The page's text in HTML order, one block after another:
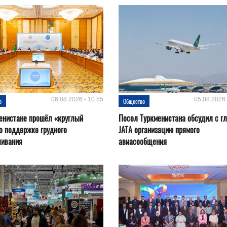
06.08.2026 - 10:55
прошёл «круглый
поддержке грудного
Общество 05.08.2026
Посол Туркменистана обсудил с
JATA организацию прямого
авиасообщения